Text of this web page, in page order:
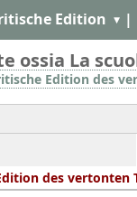
Edition |
ossia La
Edition des
des vertonten